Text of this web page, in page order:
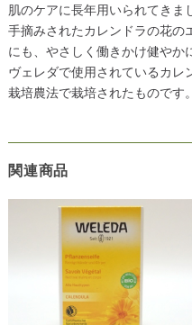
肌のケアに長年用いられてきま
手摘みされたカレンドラの花の
にも、やさしく働きかけ健やか
ヴェレダで使用されているカレ
栽培農法で栽培されたものです。
関連商品